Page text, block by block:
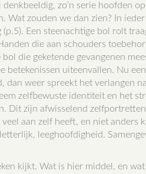
zo’n serie hoofden
Wat zouden we dan zien? In
Een steenachtige bol rolt
die aan schouders
die geketende gevangenen
betekenissen uiteenvallen. Nu
weer spreekt het verlangen
zelfbewuste identiteit en het
Dit zijn afwisselend
aan zelf heeft, en niet anders
leeghoofdigheid.
kijkt. Wat is hier middel, en